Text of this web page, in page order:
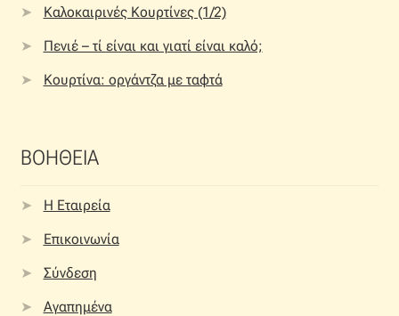
Καλοκαιρινές Κουρτίνες (1/2)
Πενιέ – τί είναι και γιατί είναι καλό;
Κουρτίνα: οργάντζα με ταφτά
ΒΟΗΘΕΙΑ
Η Εταιρεία
Επικοινωνία
Σύνδεση
Αγαπημένα